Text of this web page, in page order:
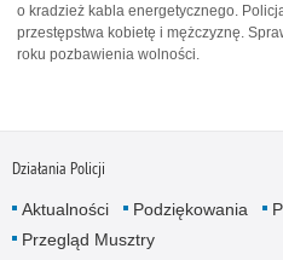
o kradzież kabla energetycznego.
przestępstwa kobietę i mężczyznę.
roku pozbawienia wolności.
Działania Policji
Aktualności Podziękowania
Przegląd Musztry